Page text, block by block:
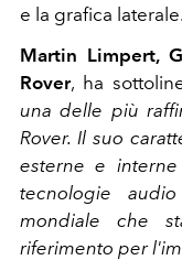
e la grafica laterale.
Martin Limpert,
Rover, ha
una delle più
Rover. Il suo
esterne e
tecnologie
mondiale che
riferimento per